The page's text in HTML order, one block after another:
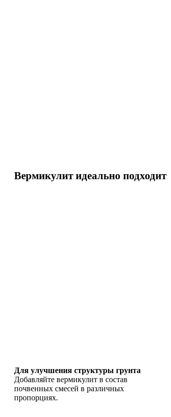
Вермикулит идеально подходит
Для улучшения структуры грунта
Добавляйте вермикулит в состав
почвенных смесей в различных
пропорциях.